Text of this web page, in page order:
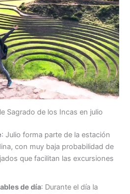
Sagrado de los Incas en julio
: Julio forma parte de la estación
con muy baja probabilidad de
que facilitan las excursiones
de día: Durante el día la